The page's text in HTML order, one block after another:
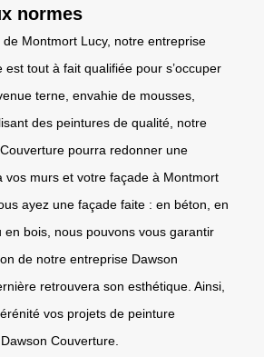
normes
de Montmort Lucy, notre entreprise
est tout à fait qualifiée pour s’occuper
terne, envahie de mousses,
des peintures de qualité, notre
pourra redonner une
vos murs et votre façade à Montmort
ayez une façade faite : en béton, en
en bois, nous pouvons vous garantir
de notre entreprise Dawson
retrouvera son esthétique. Ainsi,
vos projets de peinture
Couverture.